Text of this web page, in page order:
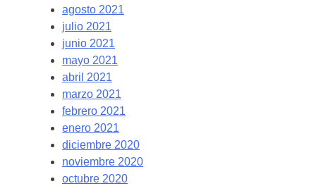
agosto 2021
julio 2021
junio 2021
mayo 2021
abril 2021
marzo 2021
febrero 2021
enero 2021
diciembre 2020
noviembre 2020
octubre 2020